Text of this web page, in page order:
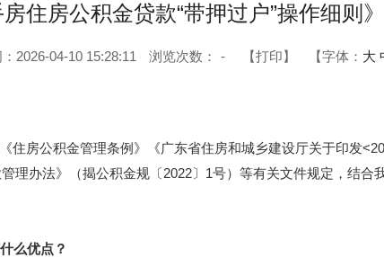
房住房公积金贷款“带押过户”操作细则
2026-04-10 15:28:11 浏览次数： - 【打印】 【字体： 大
房公积金管理条例》《广东省住房和城乡建设厅关于印发
理办法》（揭公积金规〔2022〕1号）等有关文件规定，结合
么优点？